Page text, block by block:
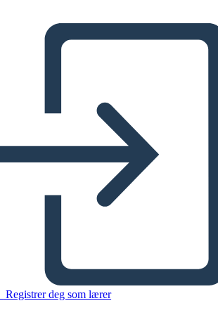
Registrer deg som lærer